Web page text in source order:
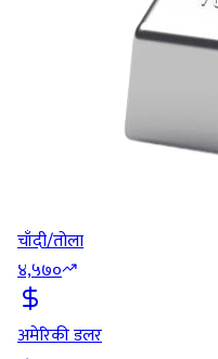
चाँदी/तोला
४,५७०
अमेरिकी डलर